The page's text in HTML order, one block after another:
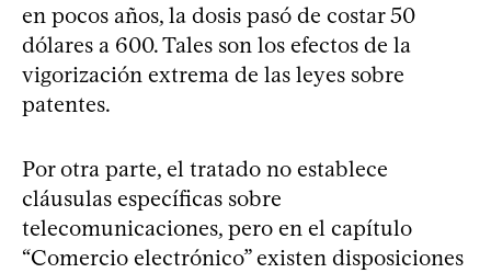
en pocos años, la dosis pasó de costar 50
dólares a 600. Tales son los efectos de la
vigorización extrema de las leyes sobre
patentes.
Por otra parte, el tratado no establece
cláusulas específicas sobre
telecomunicaciones, pero en el capítulo
“Comercio electrónico” existen disposiciones